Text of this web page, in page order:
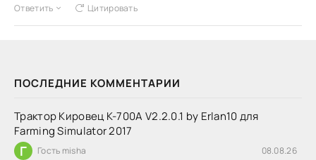
ПОСЛЕДНИЕ КОММЕНТАРИИ
Трактор Кировец К-700А V2.2.0.1 by Erlan10 для
Farming Simulator 2017
Г Гость misha 08.08.26
Ответить Цитировать